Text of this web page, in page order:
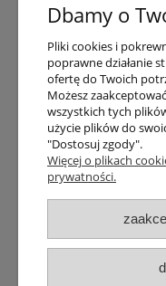
Numer konta
PayPo kupujesz,
Progi rabatowe
Promocje
Dostawa
Czas wysyłki
Dostawa
Śledzenie przesyłki
Śledzenie przesyłki
Shipping abroad
Dbamy o
Pliki cookies i
poprawne działanie
ofertę do Twoich
Możesz
wszystkich tych
użycie plików do
"Dostosuj zgody".
Więcej o plikach
prywatności.